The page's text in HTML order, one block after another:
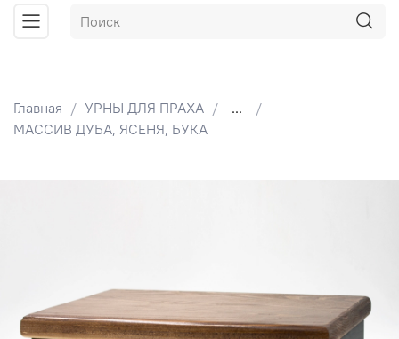
Главная УРНЫ ДЛЯ ПРАХА
...
МАССИВ ДУБА, ЯСЕНЯ, БУКА